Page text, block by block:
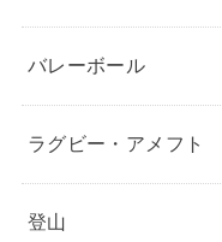
バレーボール
ラグビー・アメフト
登山